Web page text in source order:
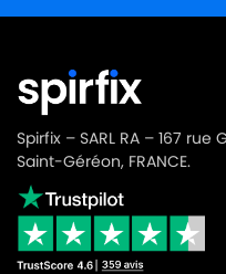
MIELE
MIELE
MIELE
MIELE S180
MIELE
MIELE S182
MIELE
MIELE S192
Spirfix – SARL RA – 167
Saint-Géréon, FRANCE.